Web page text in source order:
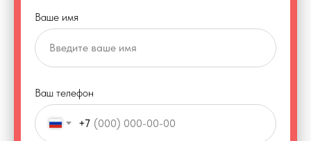
Ваше имя
Ваш телефон
+7